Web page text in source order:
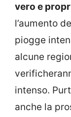
vero e
l’aumento
piogge
alcune
intenso.
anche la